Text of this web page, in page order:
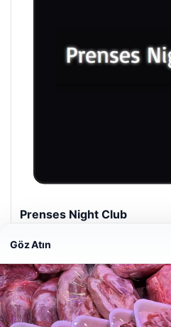
Prenses Night Club
Göz Atın